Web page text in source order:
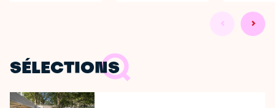
SÉLECTIONS